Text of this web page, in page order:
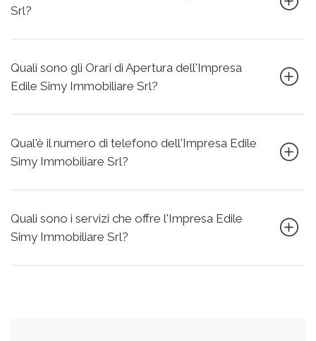
Srl?
Quali sono gli Orari di Apertura dell'Impresa
Edile Simy Immobiliare Srl?
Qual'è il numero di telefono dell'Impresa Edile
Simy Immobiliare Srl?
Quali sono i servizi che offre l'Impresa Edile
Simy Immobiliare Srl?